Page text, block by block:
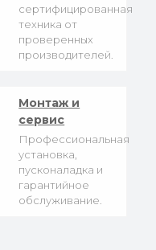
сертифицированная
техника от
проверенных
производителей.
Монтаж и
сервис
Профессиональная
установка,
пусконаладка и
гарантийное
обслуживание.